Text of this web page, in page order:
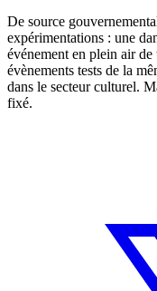
De source
expérimentations : une
événement en plein air
évènements tests de la
dans le secteur culturel.
fixé.